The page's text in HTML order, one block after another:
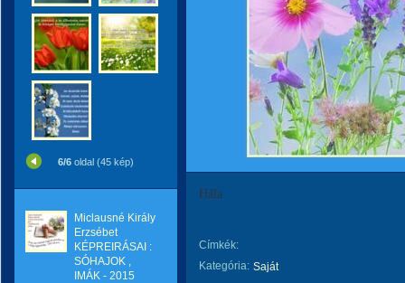
6/6 oldal (45 kép)
Miclausné Király
Erzsébet
KÉPREIRÁSAI :
SÓHAJOK ,
IMÁK - 2015
Hála
Címkék:
Kategória: Saját